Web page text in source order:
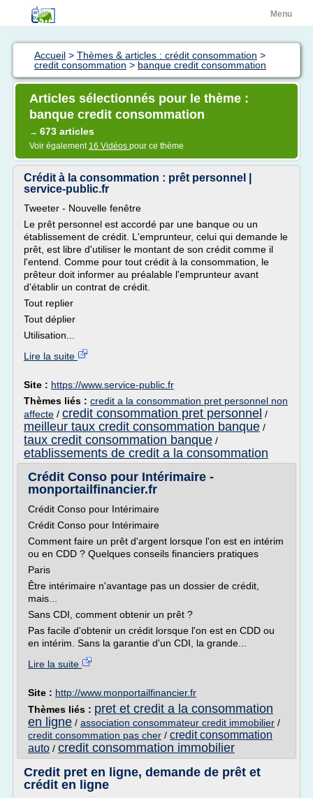
Menu
Accueil > Thèmes & articles : crédit consommation >
credit consommation > banque credit consommation
Articles sélectionnés pour le thème :
banque credit consommation
→ 673 articles
Voir également 16 Vidéos pour ce thème
Crédit à la consommation : prêt personnel |
service-public.fr
Tweeter - Nouvelle fenêtre
Le prêt personnel est accordé par une banque ou un
établissement de crédit. L'emprunteur, celui qui demande le
prêt, est libre d'utiliser le montant de son crédit comme il
l'entend. Comme pour tout crédit à la consommation, le
prêteur doit informer au préalable l'emprunteur avant
d'établir un contrat de crédit.
Tout replier
Tout déplier
Utilisation...
Lire la suite
Site : https://www.service-public.fr
Thèmes liés : credit a la consommation pret personnel non
affecte / credit consommation pret personnel /
meilleur taux credit consommation banque /
taux credit consommation banque /
etablissements de credit a la consommation
Crédit Conso pour Intérimaire -
monportailfinancier.fr
Crédit Conso pour Intérimaire
Crédit Conso pour Intérimaire
Comment faire un prêt d'argent lorsque l'on est en intérim
ou en CDD ? Quelques conseils financiers pratiques
Paris
Être intérimaire n'avantage pas un dossier de crédit,
mais...
Sans CDI, comment obtenir un prêt ?
Pas facile d'obtenir un crédit lorsque l'on est en CDD ou
en intérim. Sans la garantie d'un CDI, la grande...
Lire la suite
Site : http://www.monportailfinancier.fr
Thèmes liés : pret et credit a la consommation
en ligne / association consommateur credit immobilier /
credit consommation pas cher / credit consommation
auto / credit consommation immobilier
Credit pret en ligne, demande de prêt et
crédit en ligne